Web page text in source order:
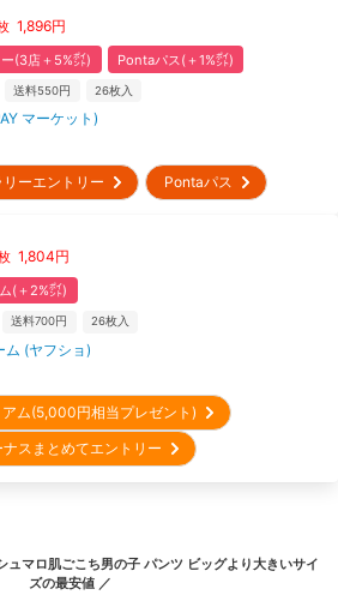
1,896円
(3店＋5%㌽) Pontaパス(＋1%㌽)
送料550円 26枚入
マーケット)
リーエントリー Pontaパス
1,804円
(＋2%㌽)
送料700円 26枚入
ム (ヤフショ)
アム(5,000円相当プレゼント)
ナスまとめてエントリー
ュマロ肌ごこち男の子 パンツ ビッグより大きいサイ
ズの最安値 ／